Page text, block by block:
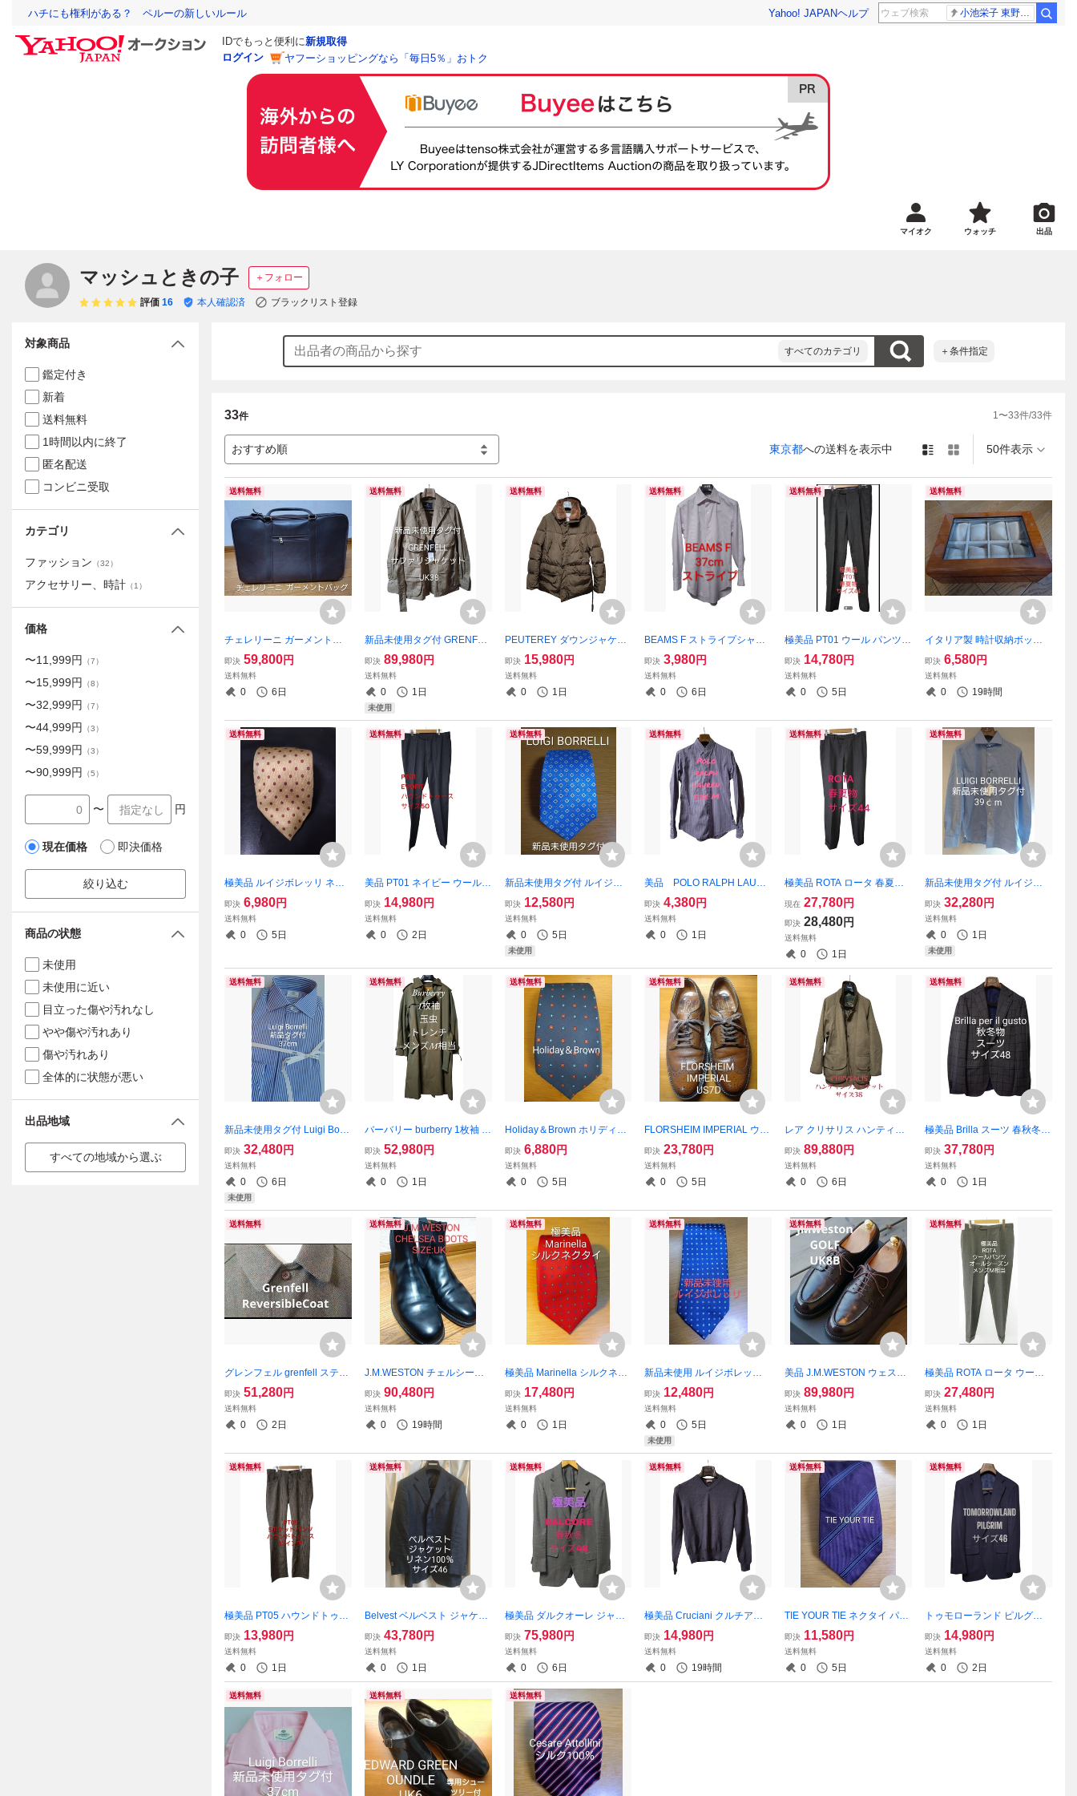
ハチにも権利がある？ ペルーの新しいルール Yahoo! JAPANヘルプ 小池栄子 東野幸治
IDでもっと便利に新規取得
ログイン
ヤフーショッピングなら「毎日5％」おトク
マイオク ウォッチ 出品
マッシュときの子 ＋フォロー
評価 16 本人確認済 ブラックリスト登録
すべてのカテゴリ ＋条件指定
33件 1〜33件/33件
おすすめ順 東京都への送料を表示中 50件表示
送料無料
チェレリーニ ガーメントケ
ース ダークブラウン
即決 59,800円
送料無料
0 6日
送料無料
新品未使用タグ付 GRENFEL
L サファリジャケット UK38
即決 89,980円
送料無料
0 1日
未使用
送料無料
PEUTEREY ダウンジャケッ
ト ハリケーン Mサイズ ブラ
ウン
即決 15,980円
送料無料
0 1日
送料無料
BEAMS F ストライプシャツ
37cm ラベンダー
即決 3,980円
送料無料
0 6日
送料無料
極美品 PT01 ウール パンツ
ダークグレー 春夏 サイズ44
即決 14,780円
送料無料
0 5日
送料無料
イタリア製 時計収納ボック
ス 木製 8個収納
即決 6,580円
送料無料
0 19時間
送料無料
極美品 ルイジボレッリ ネク
タイ シャンパンゴールド 小
紋柄
即決 6,980円
送料無料
0 5日
送料無料
美品 PT01 ネイビー ウールパ
ンツ ハウンドトゥース サイ
ズ50
即決 14,980円
送料無料
0 2日
送料無料
新品未使用タグ付 ルイジボ
レッリ ネクタイ スカイブル
ー 小紋柄
即決 12,580円
送料無料
0 5日
未使用
送料無料
美品 POLO RALPH LAURE
N シャツ ボタンダウン スト
ライプ柄
即決 4,380円
送料無料
0 1日
送料無料
極美品 ROTA ロータ 春夏物
ウールパンツ グレー サイズ
M相当
現在 27,780円
即決 28,480円
送料無料
0 1日
送料無料
新品未使用タグ付 ルイジボ
レッリ シャツ サックスブル
ー 39㎝
即決 32,280円
送料無料
0 1日
未使用
送料無料
新品未使用タグ付 Luigi Borr
elli 37cm ストライプ ブルー
即決 32,480円
送料無料
0 6日
未使用
送料無料
バーバリー burberry 1枚袖 ト
レンチコート 玉虫 メンズM
相当
即決 52,980円
送料無料
0 1日
送料無料
Holiday＆Brown ホリディア
ンドブラウン ネクタイ ネイ
ビー 小紋柄
即決 6,880円
送料無料
0 5日
送料無料
FLORSHEIM IMPERIAL ウィ
ングチップ 7D 25.0cm相当 1
981年1月製造
即決 23,780円
送料無料
0 5日
送料無料
レア クリサリス ハンティン
グジャケット ツイード チェ
ック柄 サイズ38
即決 89,880円
送料無料
0 6日
送料無料
極美品 Brilla スーツ 春秋冬物
グレー ウィンドゥペーン サ
イズ48
即決 37,780円
送料無料
0 1日
送料無料
グレンフェル grenfell ステン
カラー コート リバーシブル
UK44
即決 51,280円
送料無料
0 2日
送料無料
J.M.WESTON チェルシーブ
ーツ サイドゴアブーツ 黒 UK
7F
即決 90,480円
送料無料
0 19時間
送料無料
極美品 Marinella シルクネク
タイ 赤 小紋柄
即決 17,480円
送料無料
0 1日
送料無料
新品未使用 ルイジボレッリ
ネクタイ ネイビー 小紋柄
即決 12,480円
送料無料
0 5日
未使用
送料無料
美品 J.M.WESTON ウェスト
ン GOLF ゴルフ 8B ブラウン
即決 89,980円
送料無料
0 1日
送料無料
極美品 ROTA ロータ ウール
パンツ グレー サイズM相当
即決 27,480円
送料無料
0 1日
送料無料
極美品 PT05 ハウンドトゥー
ス 5ポケットパンツ 32イン
チ ウール
即決 13,980円
送料無料
0 1日
送料無料
Belvest ベルベスト ジャケッ
ト リネン100％ ネイビー サ
イズ46
即決 43,780円
送料無料
0 1日
送料無料
極美品 ダルクオーレ ジャケ
ット グレー バーズアイ春秋
冬 サイズ48
即決 75,980円
送料無料
0 6日
送料無料
極美品 Cruciani クルチアー
ニ 27×9ゲージ ウール セータ
ー サイズ46
即決 14,980円
送料無料
0 19時間
送料無料
TIE YOUR TIE ネクタイ パー
プル ストライプ シルク
即決 11,580円
送料無料
0 5日
送料無料
トゥモローランド ピルグリ
ム ジャケット ネイビー サイ
ズ46
即決 14,980円
送料無料
0 2日
送料無料 送料無料 送料無料
対象商品
鑑定付き
新着
送料無料
1時間以内に終了
匿名配送
コンビニ受取
カテゴリ
ファッション （32）
アクセサリー、時計 （1 ）
価格
〜11,999円 （7）
〜15,999円 （8）
〜32,999円 （7）
〜44,999円 （3）
〜59,999円 （3）
〜90,999円 （5）
〜 円
現在価格 即決価格
絞り込む
商品の状態
未使用
未使用に近い
目立った傷や汚れなし
やや傷や汚れあり
傷や汚れあり
全体的に状態が悪い
出品地域
すべての地域から選ぶ